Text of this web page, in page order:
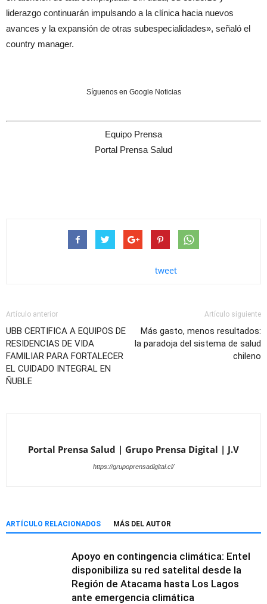
liderazgo continuarán impulsando a la clínica hacia nuevos
avances y la expansión de otras subespecialidades», señaló el
country manager.
Síguenos en Google Noticias
Equipo Prensa
Portal Prensa Salud
tweet
Artículo anterior
UBB CERTIFICA A EQUIPOS DE
RESIDENCIAS DE VIDA
FAMILIAR PARA FORTALECER
EL CUIDADO INTEGRAL EN
ÑUBLE
Artículo siguiente
Más gasto, menos resultados:
la paradoja del sistema de salud
chileno
Portal Prensa Salud | Grupo Prensa Digital | J.V
https://grupoprensadigital.cl/
ARTÍCULO RELACIONADOS MÁS DEL AUTOR
Apoyo en contingencia climática: Entel
disponibiliza su red satelital desde la
Región de Atacama hasta Los Lagos
ante emergencia climática